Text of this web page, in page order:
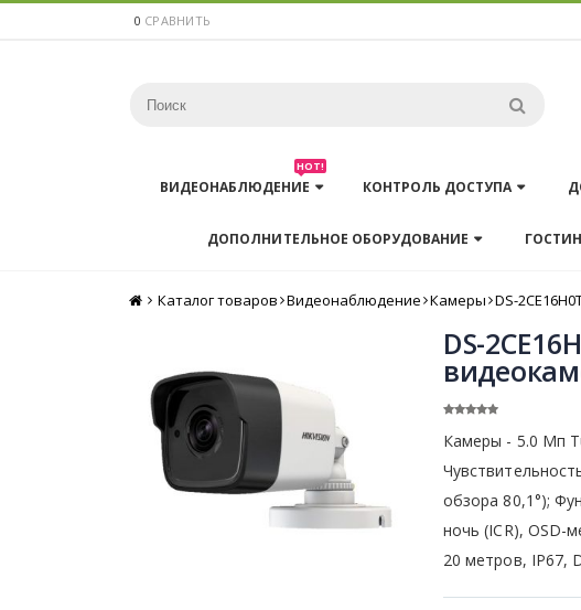
0 СРАВНИТЬ
ВИДЕОНАБЛЮДЕНИЕ
HOT!
КОНТРОЛЬ ДОСТУПА
ДОПОЛНИТЕЛЬНОЕ ОБОРУДОВАНИЕ
Главная
Каталог товаров Видеонаблюдение Камеры DS-
DS-
Камеры - 5.0 Мп
обзора 80,1°);
ночь (ICR), OSD-
20 метров, IP67,